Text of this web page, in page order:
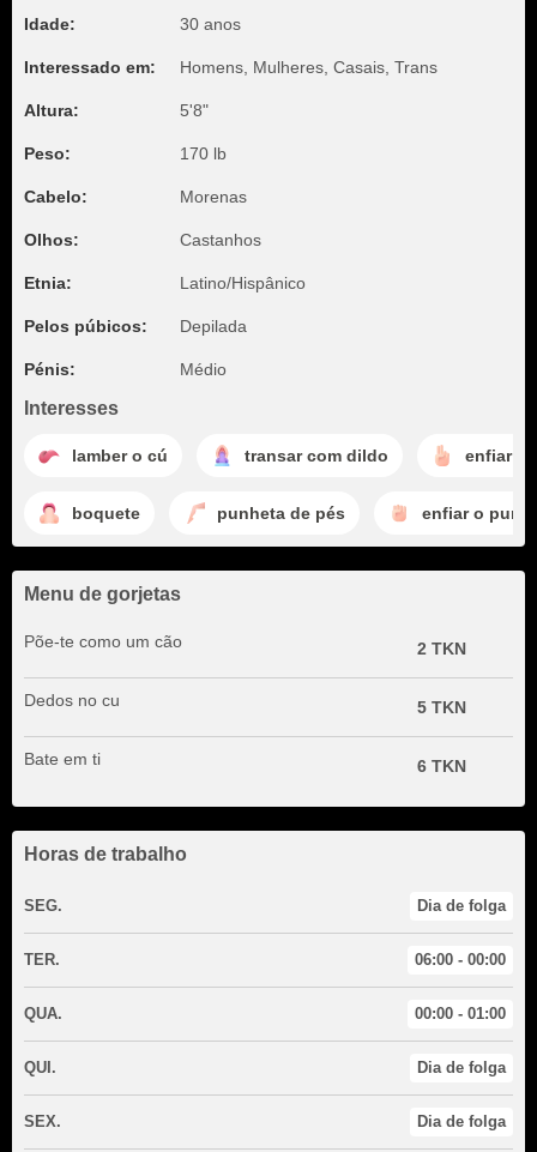
Idade: 30 anos
Interessado em: Homens, Mulheres, Casais, Trans
Altura: 5'8"
Peso: 170 lb
Cabelo: Morenas
Olhos: Castanhos
Etnia: Latino/Hispânico
Pelos púbicos: Depilada
Pénis: Médio
Interesses
lamber o cú transar com dildo enfiar
boquete punheta de pés enfiar o
Menu de gorjetas
Põe-te como um cão 2 TKN
Dedos no cu 5 TKN
Bate em ti 6 TKN
Horas de trabalho
SEG. Dia de folga
TER. 06:00 - 00:00
QUA. 00:00 - 01:00
QUI. Dia de folga
SEX. Dia de folga